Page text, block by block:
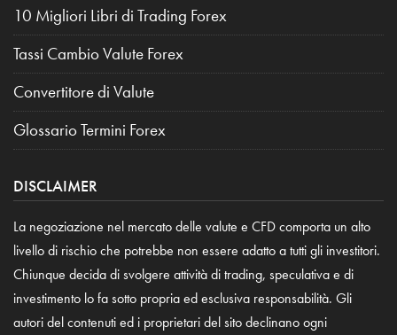
10 Migliori Libri di Trading Forex
Tassi Cambio Valute Forex
Convertitore di Valute
Glossario Termini Forex
DISCLAIMER
La negoziazione nel mercato delle valute e CFD comporta un alto
livello di rischio che potrebbe non essere adatto a tutti gli investitori.
Chiunque decida di svolgere attività di trading, speculativa e di
investimento lo fa sotto propria ed esclusiva responsabilità. Gli
autori del contenuti ed i proprietari del sito declinano ogni